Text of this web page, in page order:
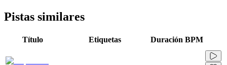
Pistas similares
Título Etiquetas Duración BPM